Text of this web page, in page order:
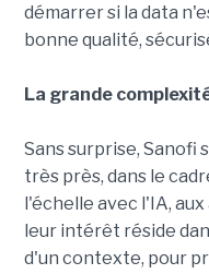
démarrer si la data
bonne qualité,
La grande
Sans surprise, Sanofi
très près, dans le
l'échelle avec l'IA,
leur intérêt réside
d'un contexte, pour